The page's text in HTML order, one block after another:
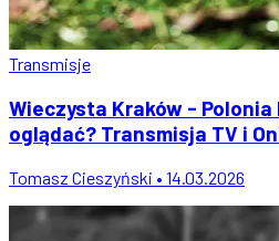
Transmisje
Wieczysta Kraków -
oglądać? Transmisja TV i
Tomasz Cieszyński • 14.03.2026